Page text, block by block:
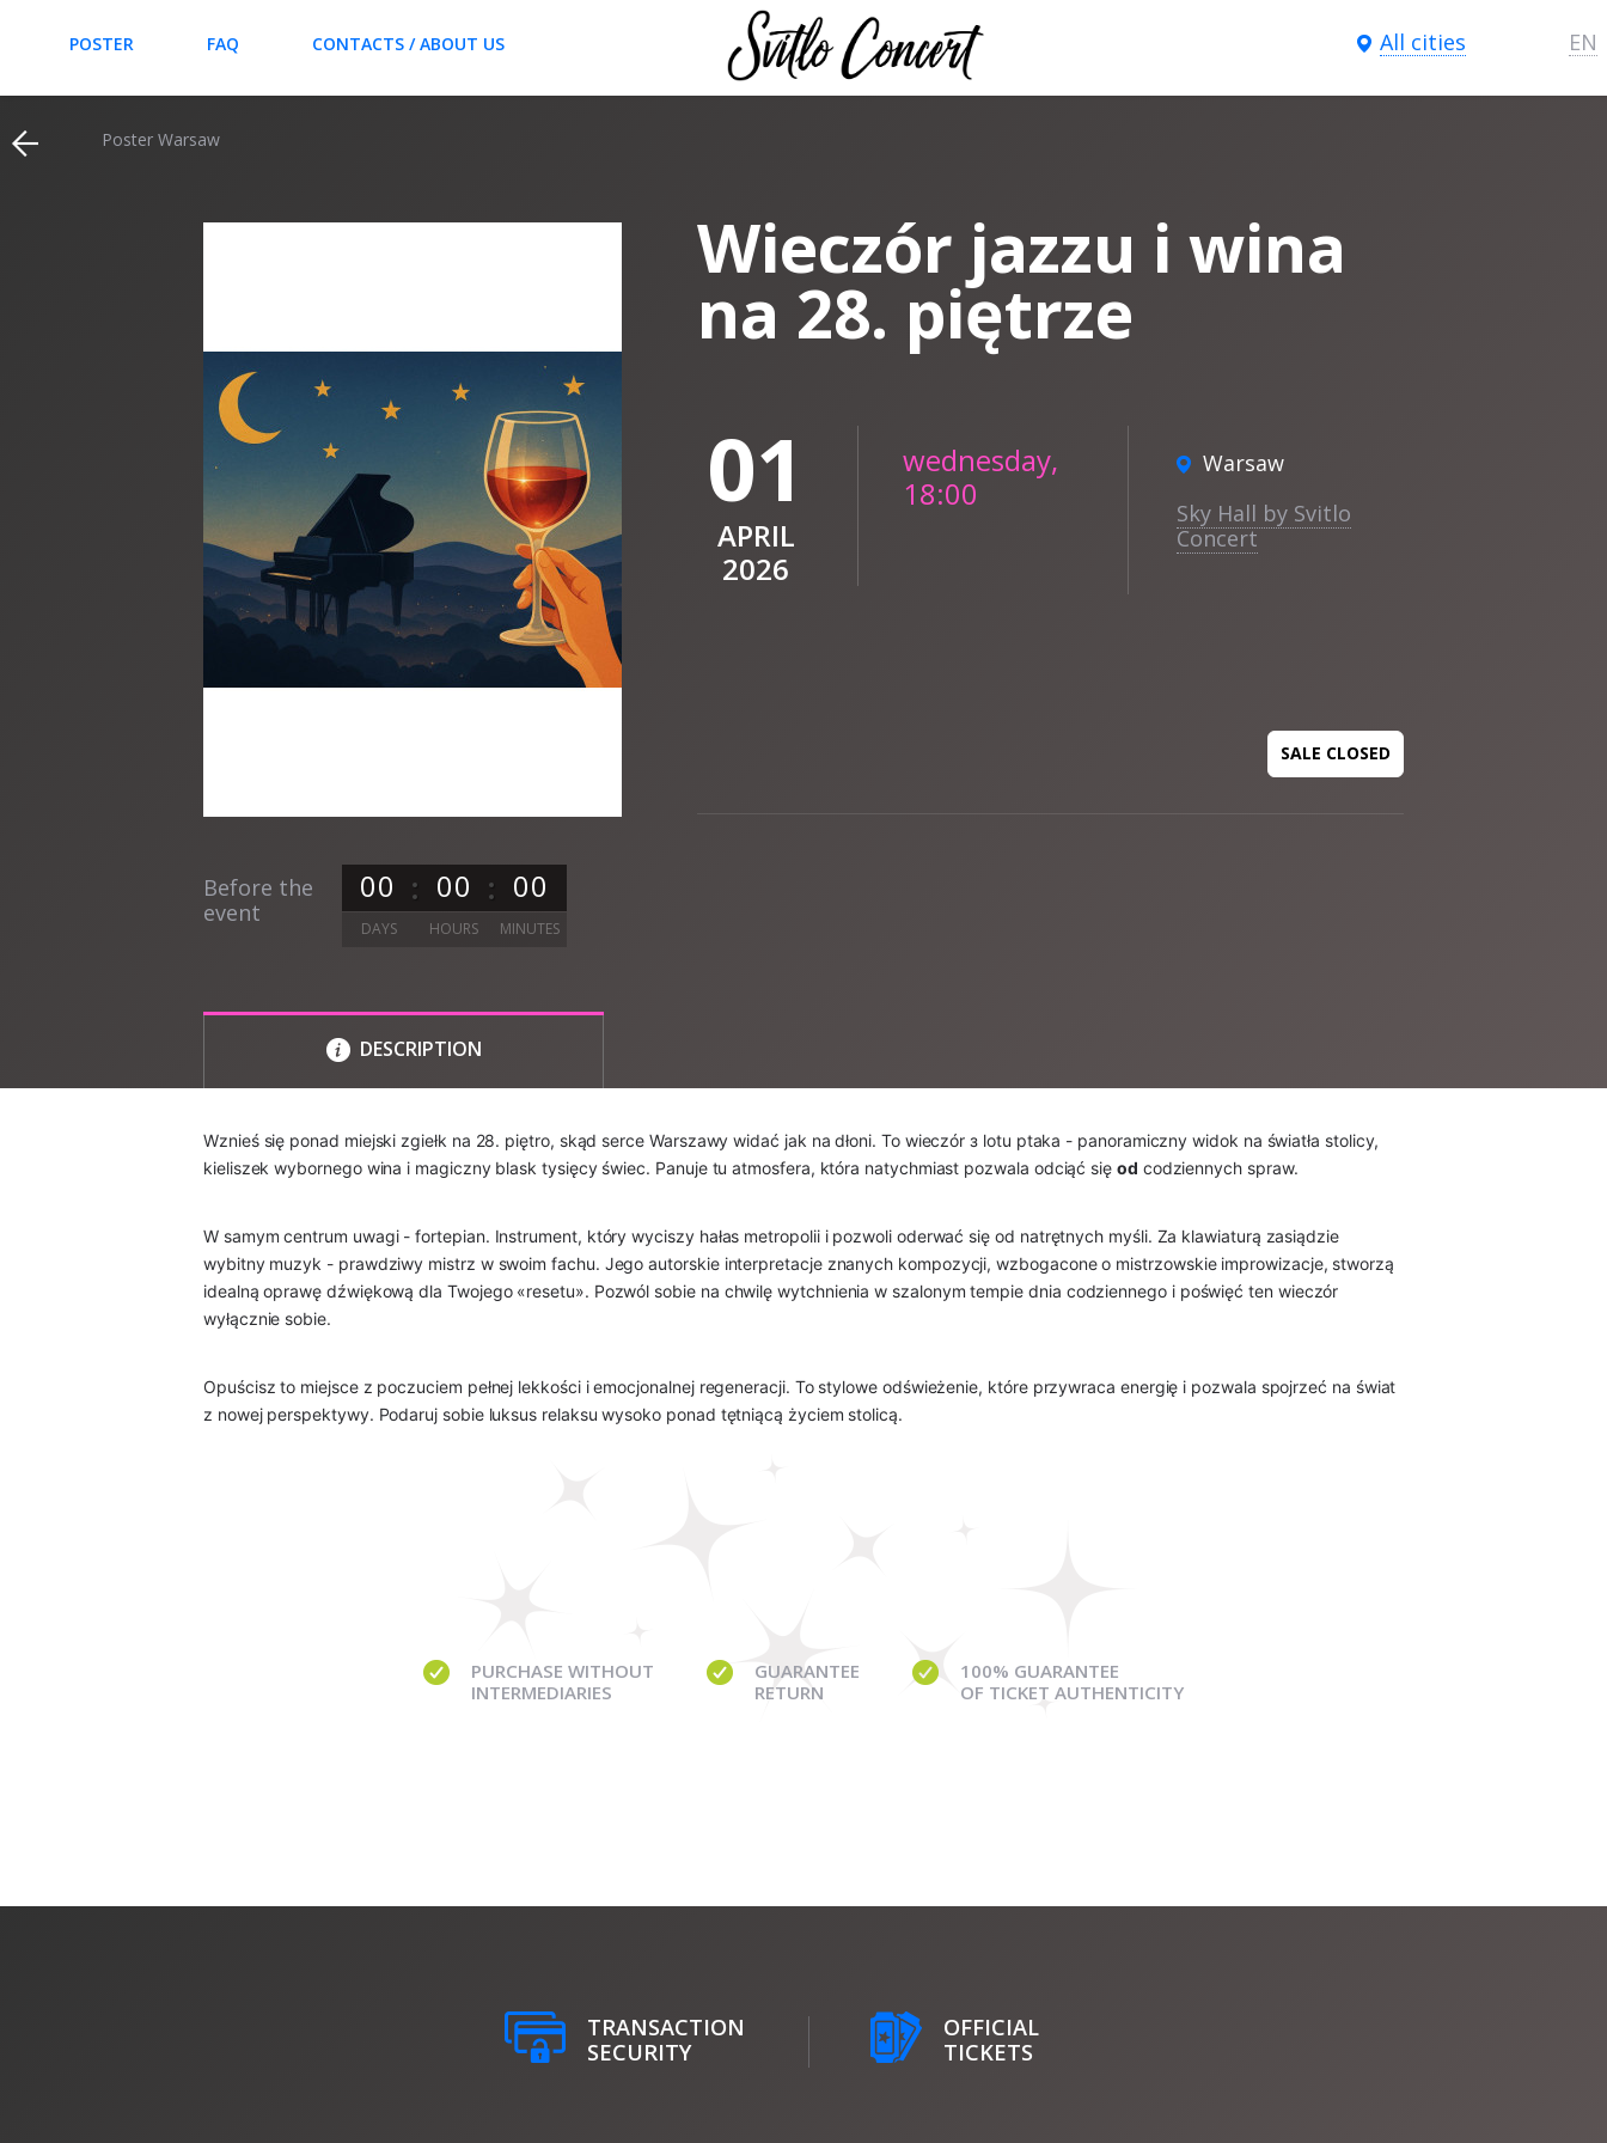
POSTER FAQ CONTACTS / ABOUT US All cities EN
Poster Warsaw
Before the
event
00 00 00
DAYS HOURS MINUTES
Wieczór jazzu i wina
na 28. piętrze
Warsaw
Sky Hall by Svitlo
Concert
01
APRIL
2026
wednesday,
18:00
SALE CLOSED
DESCRIPTION
Wznieś się ponad miejski zgiełk na 28. piętro, skąd serce Warszawy widać jak na dłoni. To wieczór з lotu ptaka - panoramiczny widok na światła stolicy,
kieliszek wybornego wina i magiczny blask tysięcy świec. Panuje tu atmosfera, która natychmiast pozwala odciąć się od codziennych spraw.
W samym centrum uwagi - fortepian. Instrument, który wyciszy hałas metropolii i pozwoli oderwać się od natrętnych myśli. Za klawiaturą zasiądzie
wybitny muzyk - prawdziwy mistrz w swoim fachu. Jego autorskie interpretacje znanych kompozycji, wzbogacone o mistrzowskie improwizacje, stworzą
idealną oprawę dźwiękową dla Twojego «resetu». Pozwól sobie na chwilę wytchnienia w szalonym tempie dnia codziennego i poświęć ten wieczór
wyłącznie sobie.
Opuścisz to miejsce z poczuciem pełnej lekkości i emocjonalnej regeneracji. To stylowe odświeżenie, które przywraca energię i pozwala spojrzeć na świat
z nowej perspektywy. Podaruj sobie luksus relaksu wysoko ponad tętniącą życiem stolicą.
PURCHASE WITHOUT
INTERMEDIARIES
GUARANTEE
RETURN
100% GUARANTEE
OF TICKET AUTHENTICITY
TRANSACTION
SECURITY
OFFICIAL
TICKETS